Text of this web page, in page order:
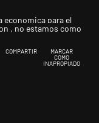
economica para el
, no estamos como
COMPARTIR
MARCAR
COMO
INAPROPIADO